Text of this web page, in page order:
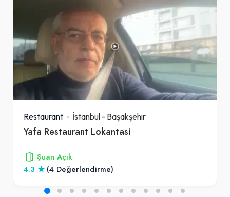
Restaurant İstanbul - Başakşehir
Yafa Restaurant Lokantasi
Şuan Açık
4.3
(4 Değerlendirme)